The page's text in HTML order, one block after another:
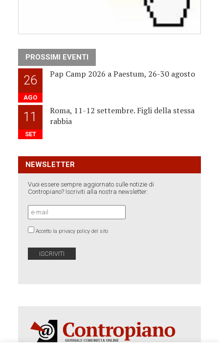
PROSSIMI EVENTI
26
AGO
Pap Camp 2026 a Paestum, 26-30 agosto
11
SET
Roma, 11-12 settembre. Figli della stessa
rabbia
NEWSLETTER
Vuoi essere sempre aggiornato sulle notizie di
Contropiano? Iscriviti alla nostra newsletter:
Accetto la privacy policy del sito